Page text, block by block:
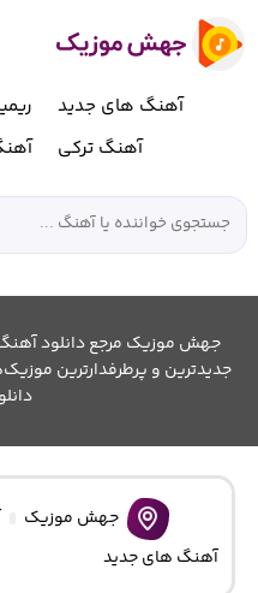
آهنگ های جدید
آهنگ ترکی
جهش موزیک مرجع دانلود آهنگ
جدیدترین و پرطرفدارترین
جهش موزیک
آهنگ های جدید